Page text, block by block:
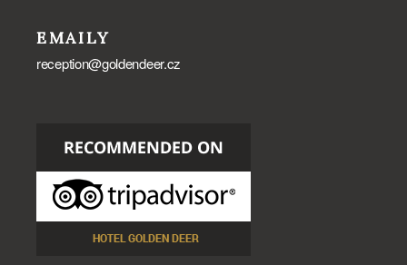
EMAILY
reception@goldendeer.cz